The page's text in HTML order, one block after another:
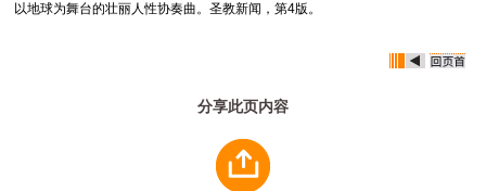
以地球为舞台的壮丽人性协奏曲。圣教新闻 ，第4版。
分享此页内容